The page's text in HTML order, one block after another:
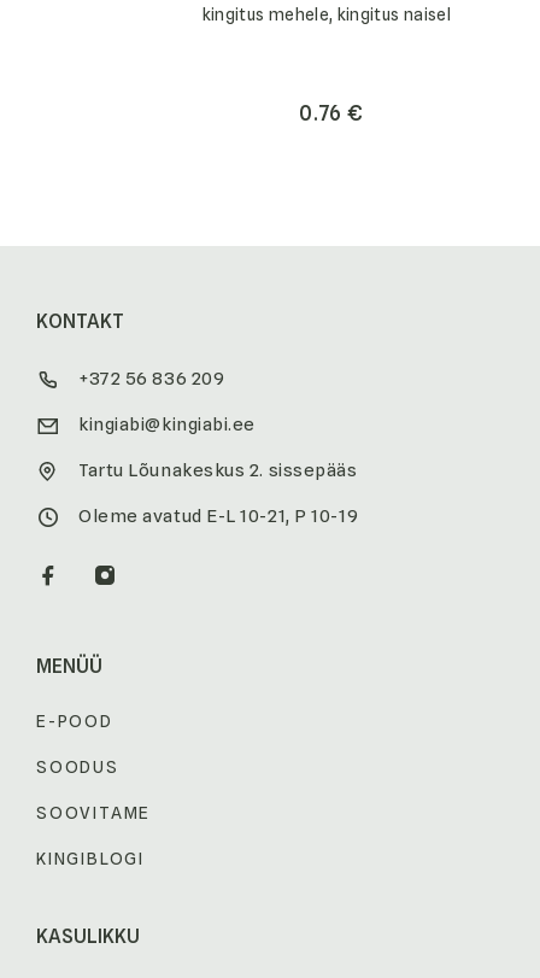
kingitus mehele, kingitus naisele
0.76€
KONTAKT
+372 56 836 209
kingiabi@kingiabi.ee
Tartu Lõunakeskus 2. sissepääs
Oleme avatud E-L 10-21, P 10-19
MENÜÜ
E-POOD
SOODUS
SOOVITAME
KINGIBLOGI
KASULIKKU